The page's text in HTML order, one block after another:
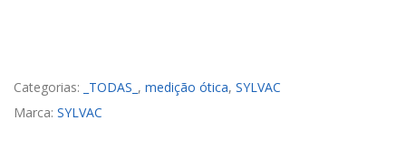
Categorias: _TODAS_ , medição ótica, SYLVAC
Marca: SYLVAC